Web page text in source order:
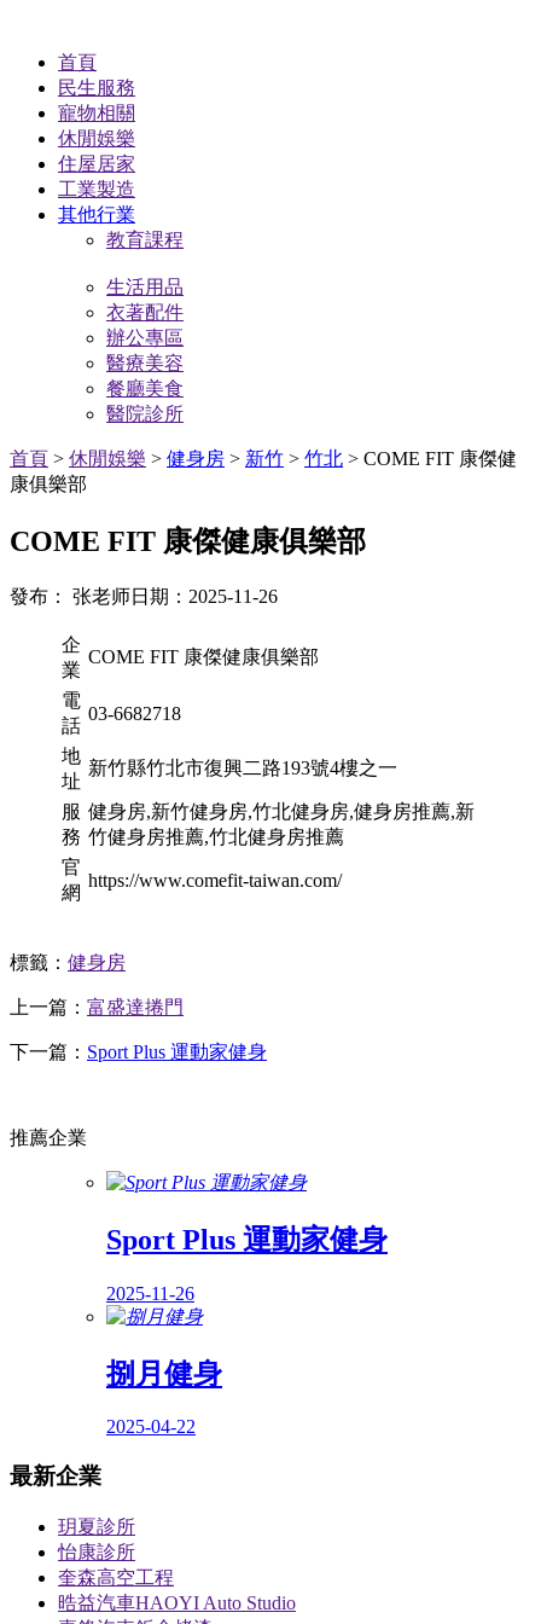
首頁
民生服務
寵物相關
休閒娛樂
住屋居家
工業製造
其他行業
教育課程
生活用品
衣著配件
辦公專區
醫療美容
餐廳美食
醫院診所
首頁 > 休閒娛樂 > 健身房 > 新竹 > 竹北 > COME FIT 康傑健
康俱樂部
COME FIT 康傑健康俱樂部
發布： 张老师日期：2025-11-26
企
業
COME FIT 康傑健康俱樂部
電
話
03-6682718
地
址
新竹縣竹北市復興二路193號4樓之一
服
務
健身房,新竹健身房,竹北健身房,健身房推薦,新
竹健身房推薦,竹北健身房推薦
官
網
https://www.comefit-taiwan.com/
標籤： 健身房
上一篇： 富盛達捲門
下一篇： Sport Plus 運動家健身
推薦企業
Sport Plus 運動家健身
2025-11-26
捌月健身
2025-04-22
最新企業
玥夏診所
怡康診所
奎森高空工程
晧益汽車HAOYI Auto Studio